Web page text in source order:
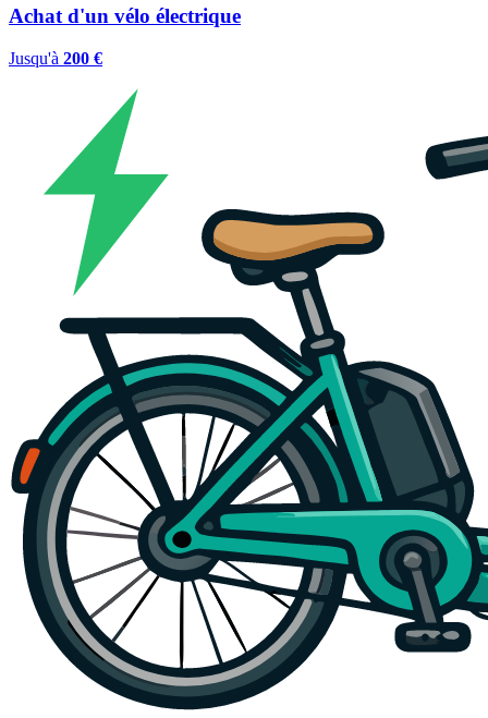
Achat d'un vélo électrique
Jusqu'à 200 €